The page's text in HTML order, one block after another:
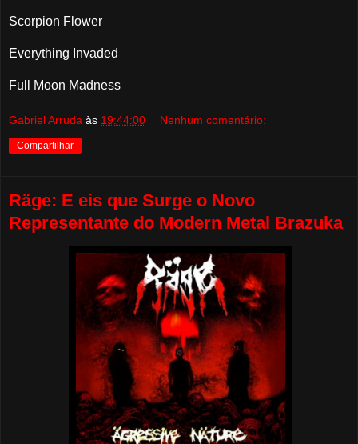
Scorpion Flower
Everything Invaded
Full Moon Madness
Gabriel Arruda às 19:44:00 Nenhum comentário:
Compartilhar
Räge: E eis que Surge o Novo
Representante do Modern Metal Brazuka